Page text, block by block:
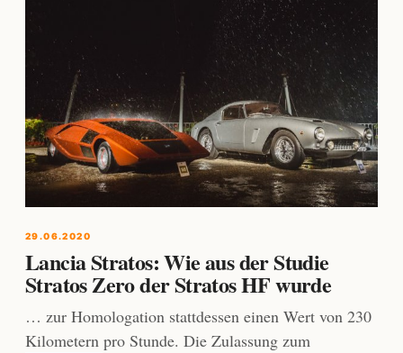
29.06.2020
Lancia Stratos: Wie aus der Studie
Stratos Zero der Stratos HF wurde
… zur Homologation stattdessen einen Wert von 230
Kilometern pro Stunde. Die Zulassung zum